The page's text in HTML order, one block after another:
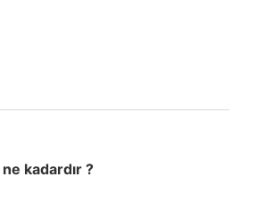
kadardır ?